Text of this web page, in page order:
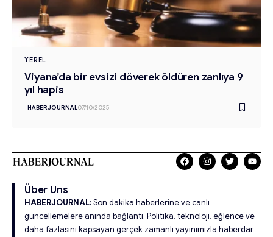
YEREL
Viyana’da bir evsizi döverek öldüren zanlıya 9
yıl hapis
-HABERJOURNAL07/10/2025
Über Uns
HABERJOURNAL:Son dakika haberlerine ve canlı
güncellemelere anında bağlantı. Politika, teknoloji, eğlence ve
daha fazlasını kapsayan gerçek zamanlı yayınımızla haberdar